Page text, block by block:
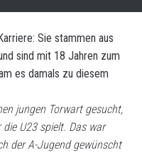
Sie stammen aus
sind mit 18 Jahren zum
es damals zu diesem
jungen Torwart gesucht,
U23 spielt. Das war
der A-Jugend gewünscht